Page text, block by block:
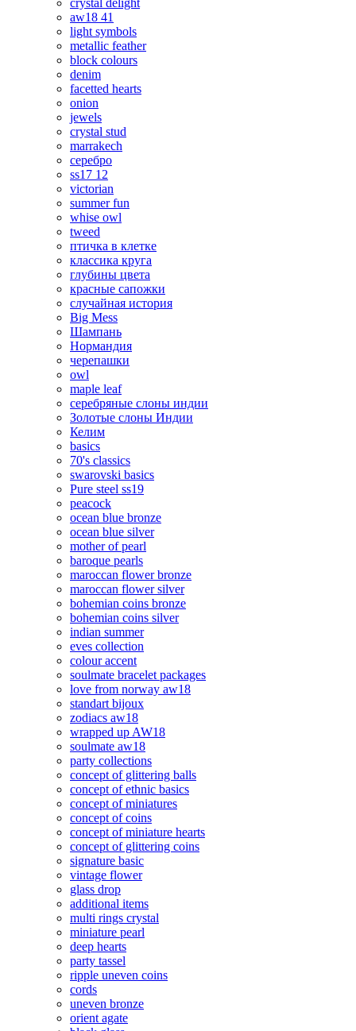
crystal delight
aw18 41
light symbols
metallic feather
block colours
denim
facetted hearts
onion
jewels
crystal stud
marrakech
серебро
ss17 12
victorian
summer fun
whise owl
tweed
птичка в клетке
классика круга
глубины цвета
красные сапожки
случайная история
Big Mess
Шампань
Нормандия
черепашки
owl
maple leaf
серебряные слоны индии
Золотые слоны Индии
Келим
basics
70's classics
swarovski basics
Pure steel ss19
peacock
ocean blue bronze
ocean blue silver
mother of pearl
baroque pearls
maroccan flower bronze
maroccan flower silver
bohemian coins bronze
bohemian coins silver
indian summer
eves collection
colour accent
soulmate bracelet packages
love from norway aw18
standart bijoux
zodiacs aw18
wrapped up AW18
soulmate aw18
party collections
concept of glittering balls
concept of ethnic basics
concept of miniatures
concept of coins
concept of miniature hearts
concept of glittering coins
signature basic
vintage flower
glass drop
additional items
multi rings crystal
miniature pearl
deep hearts
party tassel
ripple uneven coins
cords
uneven bronze
orient agate